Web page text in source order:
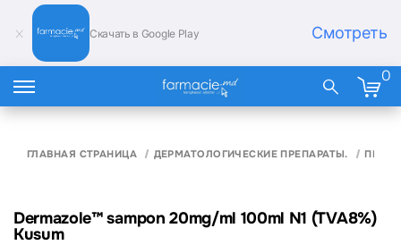
Скачать в Google Play Смотреть
0
ГЛАВНАЯ СТРАНИЦА ДЕРМАТОЛОГИЧЕСКИЕ ПРЕПАРАТЫ.
Dermazole™ sampon 20mg/ml 100ml N1 (TVA8%)
Kusum